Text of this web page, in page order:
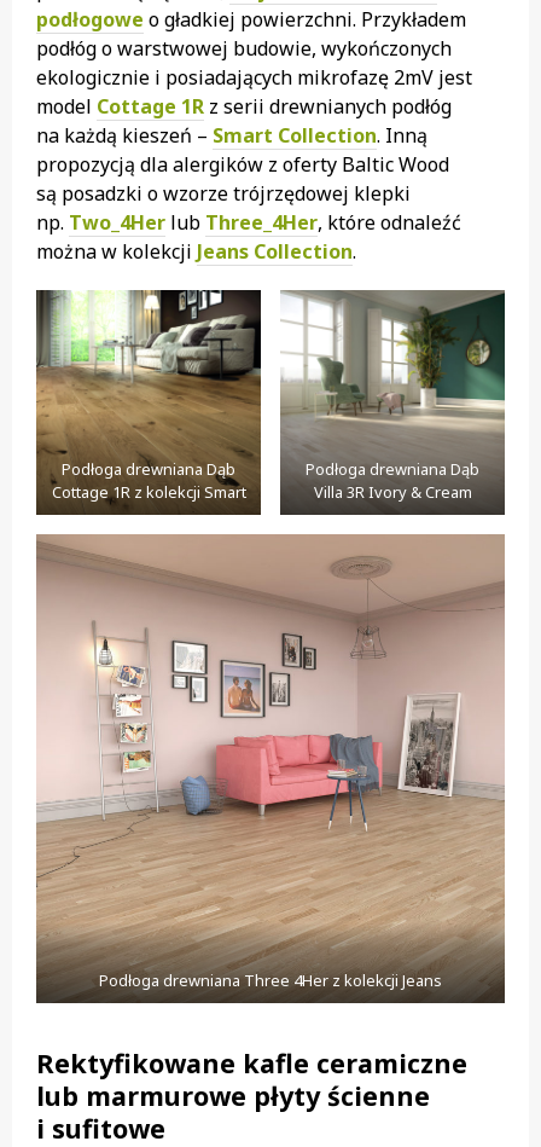
podłogowe o gładkiej powierzchni. Przykładem
podłóg o warstwowej budowie, wykończonych
ekologicznie i posiadających mikrofazę 2mV jest
model Cottage 1R z serii drewnianych podłóg
na każdą kieszeń – Smart Collection. Inną
propozycją dla alergików z oferty Baltic Wood
są posadzki o wzorze trójrzędowej klepki
np. Two_4Her lub Three_4Her, które odnaleźć
można w kolekcji Jeans Collection.
Podłoga drewniana Dąb
Cottage 1R z kolekcji Smart
Podłoga drewniana Dąb
Villa 3R Ivory & Cream
Podłoga drewniana Three 4Her z kolekcji Jeans
Rektyfikowane kafle ceramiczne
lub marmurowe płyty ścienne
i sufitowe